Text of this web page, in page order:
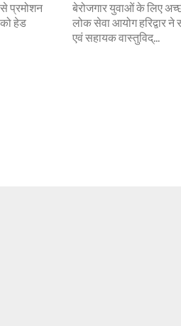
प्रमोशन
हेड
बेरोजगार युवाओं के लिए
लोक सेवा आयोग हरिद्वार
एवं सहायक वास्तुविद्...